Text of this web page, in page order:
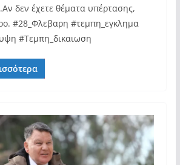
δεν έχετε θέματα υπέρτασης,
#28_Φλεβαρη #τεμπη_εγκλημα
#Τεμπη_δικαιωση